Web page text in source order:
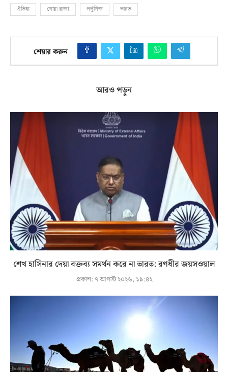
ঐতিহ্য গোয়া রাজ্য পর্তুগিজ ভারত
শেয়ার করুন
আরও পড়ুন
শেখ হাসিনার দেয়া বক্তব্য সমর্থন করে না ভারত: রণধীর জয়সওয়াল
প্রকাশ: ৭ আগস্ট ২০২৬, ১৯:৪২